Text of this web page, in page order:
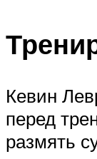
Кевин
перед
размять